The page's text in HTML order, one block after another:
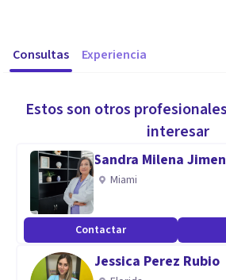
Consultas Experiencia
Estos son otros
interesar
Sandra Milena
Miami
Contactar
Jessica Perez Rubio